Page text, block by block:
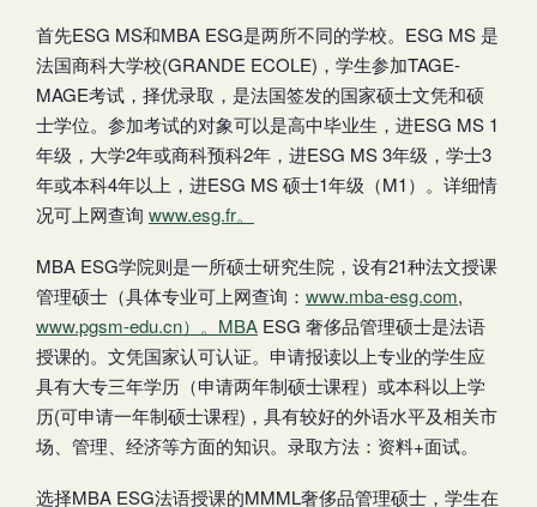
首先ESG MS和MBA ESG是两所不同的学校。ESG MS 是
法国商科大学校(GRANDE ECOLE)，学生参加TAGE-
MAGE考试，择优录取，是法国签发的国家硕士文凭和硕
士学位。参加考试的对象可以是高中毕业生，进ESG MS 1
年级，大学2年或商科预科2年，进ESG MS 3年级，学士3
年或本科4年以上，进ESG MS 硕士1年级（M1）。详细情
况可上网查询 www.esg.fr。
MBA ESG学院则是一所硕士研究生院，设有21种法文授课
管理硕士（具体专业可上网查询： www.mba-esg.com,
www.pgsm-edu.cn）。MBA ESG 奢侈品管理硕士是法语
授课的。文凭国家认可认证。申请报读以上专业的学生应
具有大专三年学历（申请两年制硕士课程）或本科以上学
历(可申请一年制硕士课程)，具有较好的外语水平及相关市
场、管理、经济等方面的知识。录取方法：资料+面试。
选择MBA ESG法语授课的MMML奢侈品管理硕士，学生在